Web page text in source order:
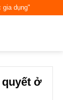
dụng"
quyết ở